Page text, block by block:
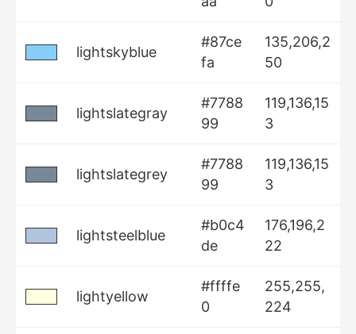
lightskyblue
#87ce
fa
135,206,2
50
lightslategray
#7788
99
119,136,15
3
lightslategrey
#7788
99
119,136,15
3
lightsteelblue
#b0c4
de
176,196,2
22
lightyellow
#ffffe
0
255,255,
224